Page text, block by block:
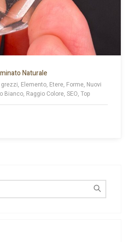
Naturale
Elemento, Etere, Forme, Nuovi
Bianco, Raggio Colore, SEO, Top